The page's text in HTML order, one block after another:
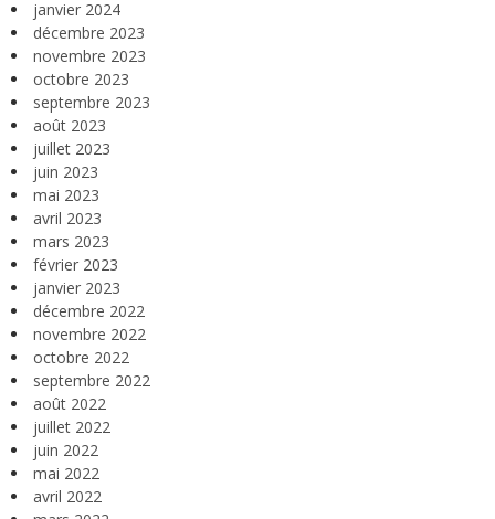
janvier 2024
décembre 2023
novembre 2023
octobre 2023
septembre 2023
août 2023
juillet 2023
juin 2023
mai 2023
avril 2023
mars 2023
février 2023
janvier 2023
décembre 2022
novembre 2022
octobre 2022
septembre 2022
août 2022
juillet 2022
juin 2022
mai 2022
avril 2022